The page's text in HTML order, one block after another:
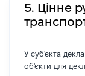
5. Цінне
У суб'єкта
об'єкти для